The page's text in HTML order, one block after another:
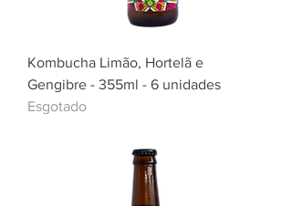
Kombucha Limão, Hortelã e
Gengibre - 355ml - 6 unidades
Esgotado